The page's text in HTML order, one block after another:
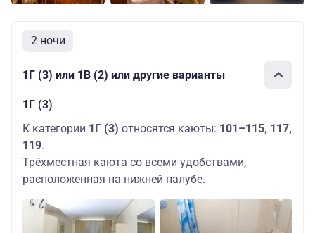
2 ночи
1Г (3) или 1В (2) или другие варианты
1Г (3)
К категории 1Г (3) относятся каюты: 101–115, 117,
119.
Трёхместная каюта со всеми удобствами,
расположенная на нижней палубе.